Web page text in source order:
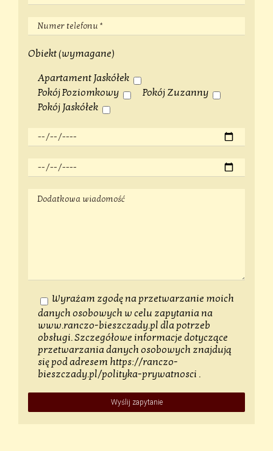
Obiekt (wymagane)
Apartament Jaskółek
Pokój Poziomkowy
Pokój Zuzanny
Pokój Jaskółek
Wyrażam zgodę na przetwarzanie moich
danych osobowych w celu zapytania na
www.ranczo-bieszczady.pl dla potrzeb
obsługi. Szczegółowe informacje dotyczące
przetwarzania danych osobowych znajdują
się pod adresem https://ranczo-
bieszczady.pl/polityka-prywatnosci .